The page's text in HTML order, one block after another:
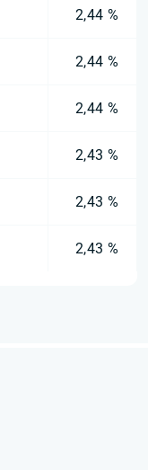
2,44 %
2,44 %
2,44 %
2,43 %
2,43 %
2,43 %